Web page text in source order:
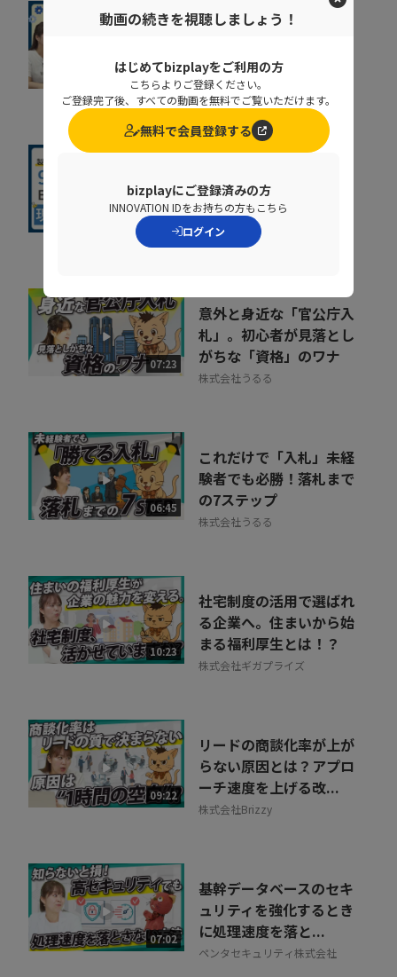
10:19
人手不足時代の現場管
確認する方法
株式会社MetaMoJi
10:45
製造業ERPでムダ足を踏
まないためのイロハ
京セラコミュニケーションシス
テム株式会社
07:23
意外と身近な「官公庁入
札」。初心者が見落とし
がちな「資格」のワナ
株式会社うるる
06:45
これだけで「入札」未経
験者でも必勝！落札まで
の7ステップ
株式会社うるる
10:23
社宅制度の活用で選ばれ
る企業へ。住まいから始
まる福利厚生とは！？
株式会社ギガプライズ
09:22
リードの商談化率が上が
らない原因とは？アプロ
ーチ速度を上げる改...
株式会社Brizzy
07:02
基幹データベースのセキ
ュリティを強化するとき
に処理速度を落と...
ペンタセキュリティ株式会社
動画の続きを視聴しましょう！
はじめてbizplayをご利用の方
こちらよりご登録ください。
ご登録完了後、すべての動画を無料でご覧いただけます。
無料で会員登録する
bizplayにご登録済みの方
INNOVATION IDをお持ちの方もこちら
ログイン